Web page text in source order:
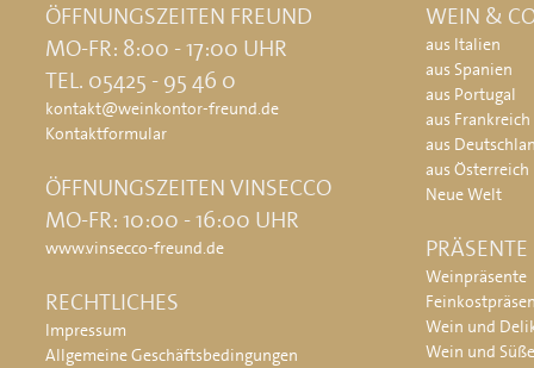
ÖFFNUNGSZEITEN FREUND
MO-FR: 8:00 - 17:00 UHR
TEL. 05425 - 95 46 0
kontakt@weinkontor-freund.de
Kontaktformular
ÖFFNUNGSZEITEN VINSECCO
MO-FR: 10:00 - 16:00 UHR
www.vinsecco-freund.de
RECHTLICHES
Impressum
Allgemeine Geschäftsbedingungen
WEIN &
aus Italien
aus Spanien
aus Portugal
aus Frankreich
aus
aus Österreich
Neue Welt
PRÄSENTE
Weinpräsente
Wein und
Wein und